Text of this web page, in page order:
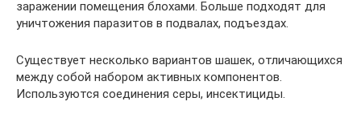
заражении помещения блохами. Больше подходят для
уничтожения паразитов в подвалах, подъездах.
Существует несколько вариантов шашек, отличающихся
между собой набором активных компонентов.
Используются соединения серы, инсектициды.